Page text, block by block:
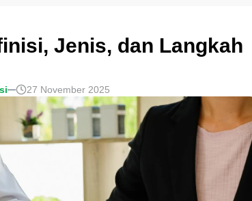
Jenis, dan Langkah
27 November 2025